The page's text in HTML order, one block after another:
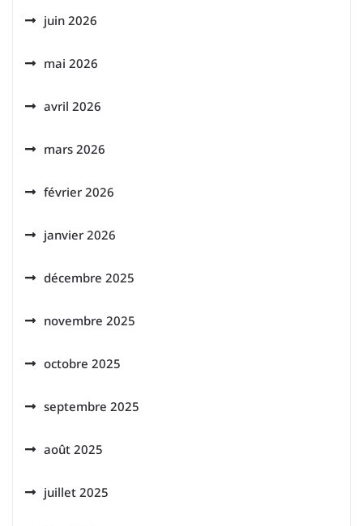
juin 2026
mai 2026
avril 2026
mars 2026
février 2026
janvier 2026
décembre 2025
novembre 2025
octobre 2025
septembre 2025
août 2025
juillet 2025